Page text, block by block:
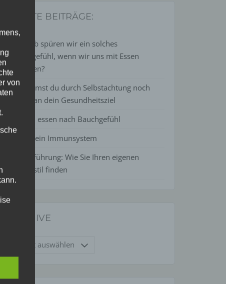
LETZTE BEITRÄGE:
Weshalb spüren wir ein solches
Glücksgefühl, wenn wir uns mit Essen
belohnen?
So kommst du durch Selbstachtung noch
besser an dein Gesundheitsziel
Gesund essen nach Bauchgefühl
Liebe Dein Immunsystem
Lebensführung: Wie Sie Ihren eigenen
Lebensstil finden
ARCHIVE
von